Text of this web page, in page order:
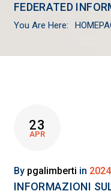
FEDERATED
You Are Here:
FEDERATED
23
APR
By pgalimberti in 2024
INFORMAZIONI